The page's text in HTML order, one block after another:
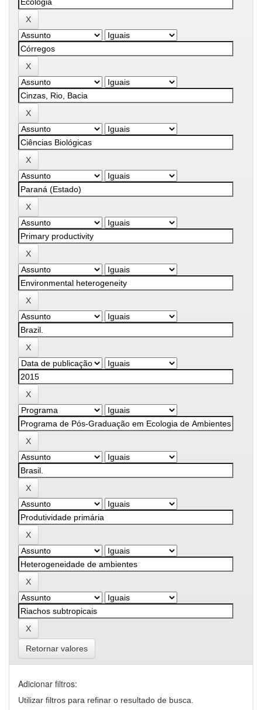
Retornar valores
Adicionar filtros:
Utilizar filtros para refinar o resultado de busca.